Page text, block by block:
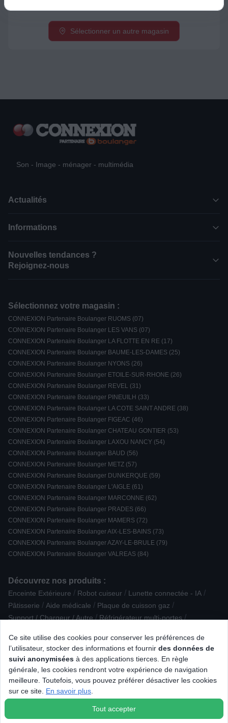
Sélectionner un autre magasin
Ce site utilise des cookies pour conserver les préférences de
l’utilisateur, stocker des informations et fournir des données de
suivi anonymisées à des applications tierces. En règle
générale, les cookies rendront votre expérience de navigation
meilleure. Toutefois, vous pouvez préférer désactiver les cookies
sur ce site. En savoir plus
Tout accepter
Son - Image - ménager - multimédia
Actualités
Informations
Nouvelles tendances ?
Rejoignez-nous
Sélectionnez votre magasin :
CONNEXION Partenaire Boulanger RUOMS (07)
CONNEXION Partenaire Boulanger LES VANS (07)
CONNEXION Partenaire Boulanger LA FLOTTE EN RE (17)
CONNEXION Partenaire Boulanger BAUME-LES-DAMES (25)
CONNEXION Partenaire Boulanger NYONS (26)
CONNEXION Partenaire Boulanger ETOILE-SUR-RHONE (26)
CONNEXION Partenaire Boulanger REVEL (31)
CONNEXION Partenaire Boulanger PINEUILH (33)
CONNEXION Partenaire Boulanger LA COTE SAINT ANDRE (38)
CONNEXION Partenaire Boulanger FIGEAC (46)
CONNEXION Partenaire Boulanger CHATEAU GONTIER (53)
CONNEXION Partenaire Boulanger LAXOU NANCY (54)
CONNEXION Partenaire Boulanger BAUD (56)
CONNEXION Partenaire Boulanger METZ (57)
CONNEXION Partenaire Boulanger DUNKERQUE (59)
CONNEXION Partenaire Boulanger L'AIGLE (61)
CONNEXION Partenaire Boulanger MARCONNE (62)
CONNEXION Partenaire Boulanger PRADES (66)
CONNEXION Partenaire Boulanger MAMERS (72)
CONNEXION Partenaire Boulanger AIX-LES-BAINS (73)
CONNEXION Partenaire Boulanger AZAY-LE-BRULE (79)
CONNEXION Partenaire Boulanger VALREAS (84)
Découvrez nos produits :
Enceinte Extérieure / Robot cuiseur / Lunette connectée - IA /
Pâtisserie / Aide médicale / Plaque de cuisson gaz /
Support / Chargeur / Autre / Réfrigérateur multi-portes /
Croque / gaufre / Lisseur, brosse, fer et multistyler /
Consommable culinaire
Barbecue à pellet / Accessoire pour Drone Four Catalyse /
TV LED / Appareil photo obj. interchangeable / Clé USB /
Lecteur CD / Casque sans fil et ANC Intra-auriculaire